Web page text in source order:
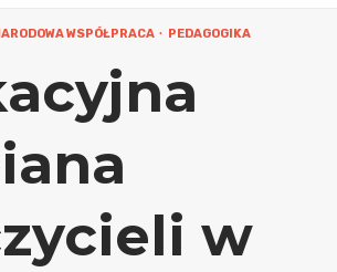
WSPÓŁPRACA PEDAGOGIKA
w